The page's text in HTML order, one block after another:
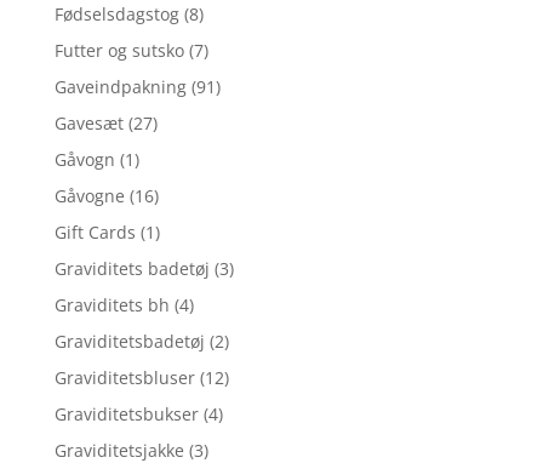
Fødselsdagstog (8)
Futter og sutsko (7)
Gaveindpakning (91)
Gavesæt (27)
Gåvogn (1)
Gåvogne (16)
Gift Cards (1)
Graviditets badetøj (3)
Graviditets bh (4)
Graviditetsbadetøj (2)
Graviditetsbluser (12)
Graviditetsbukser (4)
Graviditetsjakke (3)